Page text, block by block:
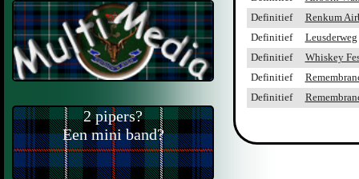
Definitief
Renkum
Definitief
Leusderweg
Definitief
Whiskey
Definitief
Definitief
2 pipers?
Een mini band?